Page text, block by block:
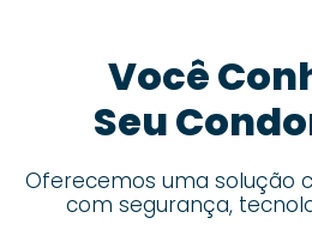
Você
Seu
Oferecemos uma solução
com segurança,